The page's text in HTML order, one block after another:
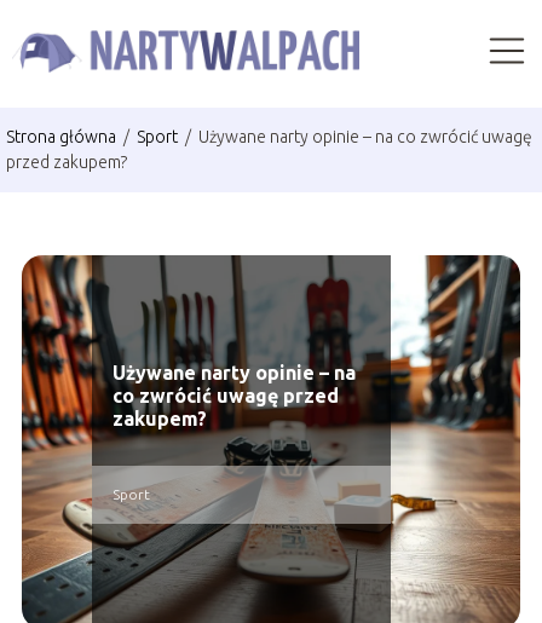
Strona główna / Sport / Używane narty opinie – na co zwrócić uwagę
przed zakupem?
Używane narty opinie – na
co zwrócić uwagę przed
zakupem?
Sport